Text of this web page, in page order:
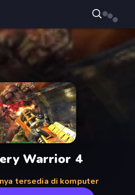
Warrior 4
tersedia di komputer